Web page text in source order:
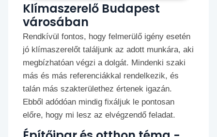
Klímaszerelő Budapest
városában
Rendkívül fontos, hogy felmerülő igény esetén
jó klímaszerelőt találjunk az adott munkára, aki
megbízhatóan végzi a dolgát. Mindenki szaki
más és más referenciákkal rendelkezik, és
talán más szakterülethez értenek igazán.
Ebből adódóan mindig fixáljuk le pontosan
előre, hogy mi lesz az elvégzendő feladat.